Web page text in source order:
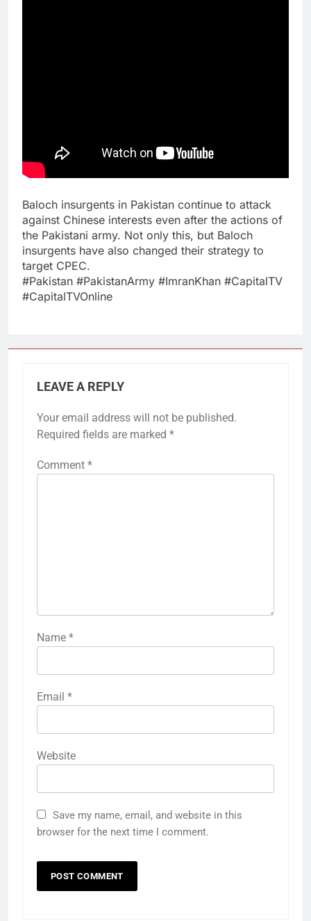
Baloch insurgents in Pakistan continue to attack
against Chinese interests even after the actions of
the Pakistani army. Not only this, but Baloch
insurgents have also changed their strategy to
target CPEC.
#Pakistan #PakistanArmy #ImranKhan #CapitalTV
#CapitalTVOnline
LEAVE A REPLY
Your email address will not be published.
Required fields are marked *
Comment *
Name *
Email *
Website
Save my name, email, and website in this
browser for the next time I comment.
राम की नगरी अयोध्या में आने वाले भक्तों
का स्वागत करेगा लक्ष्मण द्वार